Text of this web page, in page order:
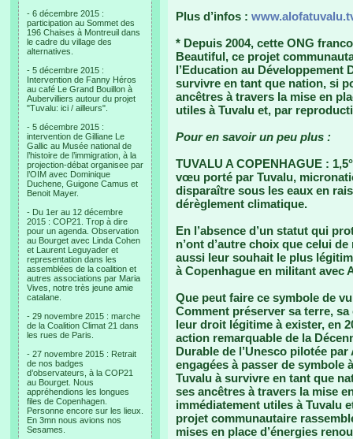
- 6 décembre 2015 :
participation au Sommet des
196 Chaises à Montreuil dans
le cadre du village des
alternatives.
- 5 décembre 2015 :
Intervention de Fanny Héros
au café Le Grand Bouillon à
Aubervilliers autour du projet
"Tuvalu: ici / ailleurs".
- 5 décembre 2015 :
intervention de Gilliane Le
Gallic au Musée national de
l’histoire de l’immigration, à la
projection-débat organisee par
l’OIM avec Dominique
Duchene, Guigone Camus et
Benoit Mayer.
- Du 1er au 12 décembre
2015 : COP21. Trop à dire
pour un agenda. Observation
au Bourget avec Linda Cohen
et Laurent Leguyader et
representation dans les
assemblées de la coalition et
autres associations par Maria
Vives, notre très jeune amie
catalane.
- 29 novembre 2015 : marche
de la Coalition Climat 21 dans
les rues de Paris.
- 27 novembre 2015 : Retrait
de nos badges
d’observateurs, à la COP21
au Bourget. Nous
appréhendions les longues
files de Copenhagen.
Personne encore sur les lieux.
En 3mn nous avions nos
Sesames.
Plus d’infos :
* Depuis 2004, cette ONG
Beautiful, ce projet
l’Education au Développement
survivre en tant que nation, si
ancêtres à travers la mise en
utiles à Tuvalu et, par
Pour en savoir un peu plus :
TUVALU A COPENHAGUE :
vœu porté par Tuvalu,
disparaître sous les eaux en
dérèglement climatique.
En l’absence d’un statut qui
n’ont d’autre choix que celui
aussi leur souhait le plus
à Copenhague en militant avec
Que peut faire ce symbole de
Comment préserver sa terre,
leur droit légitime à exister, en
action remarquable de la
Durable de l’Unesco pilotée
engagées à passer de symbole
Tuvalu à survivre en tant que
ses ancêtres à travers la mise
immédiatement utiles à Tuvalu
projet communautaire
mises en place d’énergies